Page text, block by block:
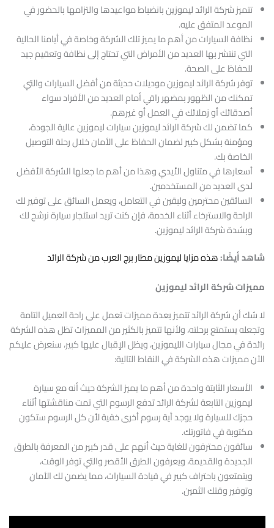
تتميز شركة الرائد ليموزين بانضباط مواعيدها والتزامها بالحضور في
الموعد المتفق عليه.
نظافة السيارات من أهم ما يميز تلك الشركة وخاصة في أيامنا الحالية
التي تنتشر بها العديد من الأمراض التي تحتاج إلى نظافة وتعقيم جيد
للحفاظ على الصحة.
توفر شركة الرائد ليموزين موديلات حديثة من أفضل السيارات والتي
تمكنك من الظهور بمضهر راقي أمام العديد من الأفراد سواء
أصدقائك أو زملائك في العمل أو غيرهم.
كما تضمن لك شركة الرائد ليموزين سيارات ليموزين عالية الجودة،
ومؤمنة بشكل كبير لضمان الحفاظ على الأمان خلال رحلة التوصيل
الخاصة بك.
أسعارها في متناول الأيدي وهذا من أهم ما جعلها الشركة الأفضل
لدى العديد من المستخدمين.
السائقين محترمين ولبقين في التعامل، ويعمل السائق على توفير لك
الراحة والاسترخاء أثناء الخدمة، فإن كنت تريد استئجار سيارة نرشح لك
وبشدة شركة الرائد ليموزين.
شاهد أيضًا:هذه مزايا ليموزين مطار برج العرب من شركة الرائد
مميزات شركة الرائد ليموزين
لا شك أن شركة الرائد تتميز بعدة مميزات تعمل على راحة العميل التامة
وتجعله يستمتع برحلته، ولأنها تتميز بالكثير من المميزات تظل هذه الشركة
رائدة في مجال سيارات الليموزين، ويظل الإقبال عليها كبير، سنعرض عليكم
الآن مميزات هذه الشركة في النقاط التالية:
الأسعار الثابتة واحدة من أهم ما يميز الشركة حيث أنه مع سيارة
ليموزين التابعة لشركة الرائد تدفع الرسوم التي تمت مناقشتها أثناء
حجزك للسيارة ولا يوجد أية رسوم أخرى خفية لأن كل الرسوم ستكون
مكتوبة في فاتورتك.
سائقون محترفون للغاية حيث أنهم على قدر كبير من المعرفة بالطرق
الجديدة والقديمة، ويعرفون الطرق الأقصر والتي توفر الوقت،
ويتمتعون باحتراف كبير في قيادة السيارات، مما يضمن لك الأمان
وتوفير وقتك الثمين.